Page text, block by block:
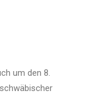
um den 8.